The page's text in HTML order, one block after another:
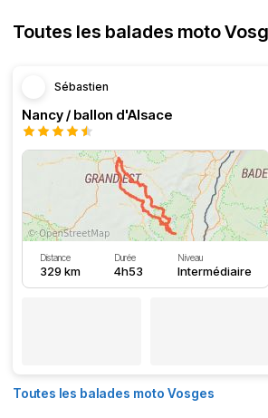
Toutes les balades moto
Sébastien
Nancy / ballon d'Alsace
Distance
329 km
Durée
4h53
Niveau
Intermédiaire
Toutes les balades moto Vosges